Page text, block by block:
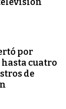
por
cuatro
de